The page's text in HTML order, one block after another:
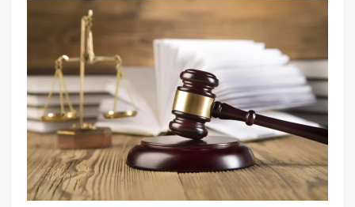
Позвонить нам
РАЗДЕЛЫ
САЙТА